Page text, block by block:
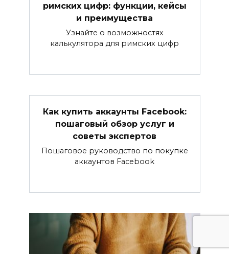
римских цифр: функции, кейсы
и преимущества
Узнайте о возможностях
калькулятора для римских цифр
Как купить аккаунты Facebook:
пошаговый обзор услуг и
советы экспертов
Пошаговое руководство по покупке
аккаунтов Facebook